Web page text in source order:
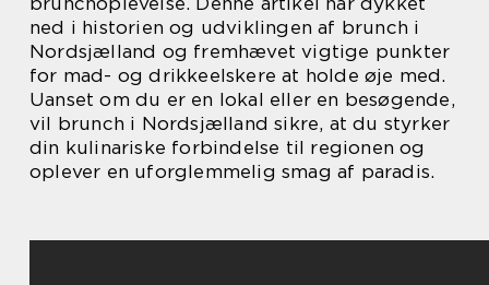
ned i historien og udviklingen af brunch i
Nordsjælland og fremhævet vigtige punkter
for mad- og drikkeelskere at holde øje med.
Uanset om du er en lokal eller en besøgende,
vil brunch i Nordsjælland sikre, at du styrker
din kulinariske forbindelse til regionen og
oplever en uforglemmelig smag af paradis.